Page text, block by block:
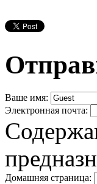
Ваше имя:
Электронная почта:
Домашняя страница: